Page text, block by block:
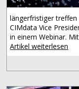
längerfristiger
CIMdata Vice
in einem Webinar.
Artikel weiterlesen